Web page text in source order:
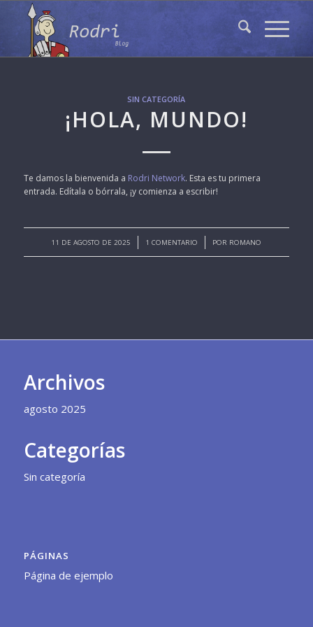
SIN CATEGORÍA
¡HOLA, MUNDO!
Te damos la bienvenida a Rodri Network. Esta es tu primera
entrada. Edítala o bórrala, ¡y comienza a escribir!
11 DE AGOSTO DE 2025
/ 1 COMENTARIO
/ POR ROMANO
Archivos
agosto 2025
Categorías
Sin categoría
PÁGINAS
Página de ejemplo